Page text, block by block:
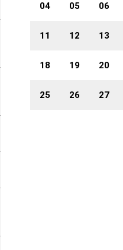
04 05 06
11 12 13
18 19 20
25 26 27